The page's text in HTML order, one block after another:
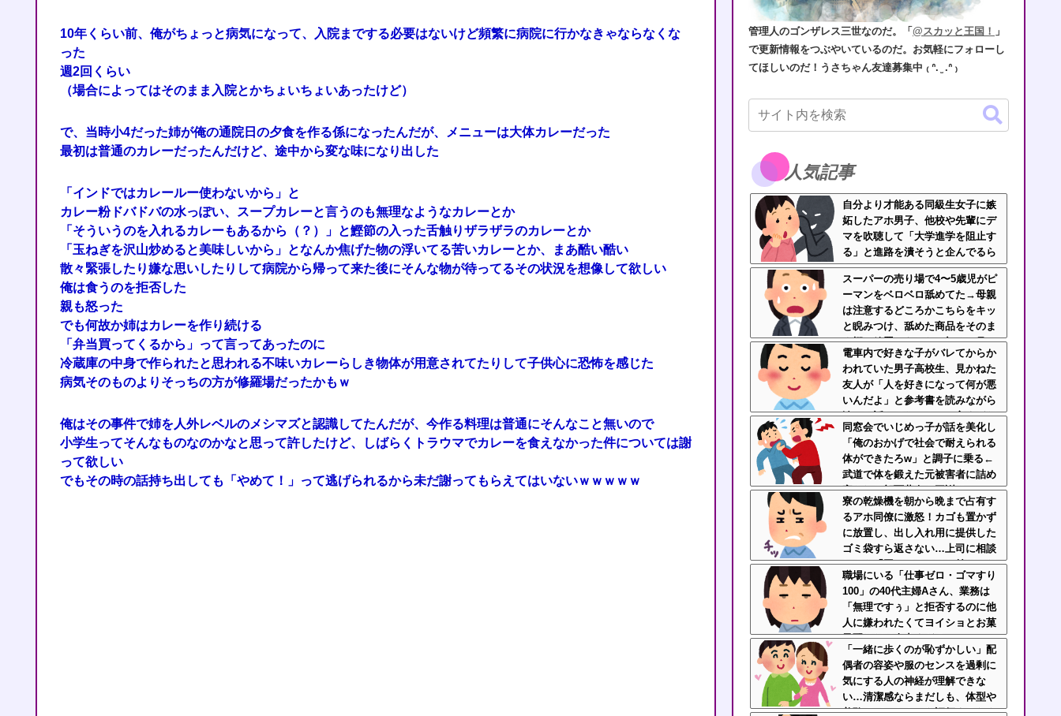
10年くらい前、俺がちょっと病気になって、入院までする必要はないけど頻繁に病院に行かなきゃならなくな
った
週2回くらい
（場合によってはそのまま入院とかちょいちょいあったけど）
で、当時小4だった姉が俺の通院日の夕食を作る係になったんだが、メニューは大体カレーだった
最初は普通のカレーだったんだけど、途中から変な味になり出した
「インドではカレールー使わないから」と
カレー粉ドバドバの水っぽい、スープカレーと言うのも無理なようなカレーとか
「そういうのを入れるカレーもあるから（？）」と鰹節の入った舌触りザラザラのカレーとか
「玉ねぎを沢山炒めると美味しいから」となんか焦げた物の浮いてる苦いカレーとか、まあ酷い酷い
散々緊張したり嫌な思いしたりして病院から帰って来た後にそんな物が待ってるその状況を想像して欲しい
俺は食うのを拒否した
親も怒った
でも何故か姉はカレーを作り続ける
「弁当買ってくるから」って言ってあったのに
冷蔵庫の中身で作られたと思われる不味いカレーらしき物体が用意されてたりして子供心に恐怖を感じた
病気そのものよりそっちの方が修羅場だったかもｗ
俺はその事件で姉を人外レベルのメシマズと認識してたんだが、今作る料理は普通にそんなこと無いので
小学生ってそんなものなのかなと思って許したけど、しばらくトラウマでカレーを食えなかった件については謝
って欲しい
でもその時の話持ち出しても「やめて！」って逃げられるから未だ謝ってもらえてはいないｗｗｗｗｗ
管理人のゴンザレス三世なのだ。「@スカッと王国！ 」
で更新情報をつぶやいているのだ。お気軽にフォローし
てほしいのだ！うさちゃん友達募集中 ₍ ᐢ. ̫ .ᐢ ₎
人気記事
自分より才能ある同級生女子に嫉
妬したアホ男子、他校や先輩にデ
マを吹聴して「大学進学を阻止す
る」と進路を潰そうと企んでるら
しい
スーパーの売り場で4〜5歳児がピ
ーマンをベロベロ舐めてた→母親
は注意するどころかこちらをキッ
と睨みつけ、舐めた商品をそのま
ま棚へ放置…あんなの初めて見
た・・・
電車内で好きな子がバレてからか
われていた男子高校生、見かねた
友人が「人を好きになって何が悪
いんだよ」と参考書を読みながら
淡々と話してた←カッコ良すぎだ
ろ
同窓会でいじめっ子が話を美化し
「俺のおかげで社会で耐えられる
体ができたろw」と調子に乗る←
武道で体を鍛えた元被害者に詰め
寄られて顔面蒼白で平謝りｗｗｗ
寮の乾燥機を朝から晩まで占有す
るアホ同僚に激怒！カゴも置かず
に放置し、出し入れ用に提供した
ゴミ袋すら返さない…上司に相談
しても「困ってるのはお前だけだ
から我慢しろ」←はぁ？！
職場にいる「仕事ゼロ・ゴマすり
100」の40代主婦Aさん、業務は
「無理ですぅ」と拒否するのに他
人に嫌われたくてヨイショとお菓
子配りだけ全力すぎる
「一緒に歩くのが恥ずかしい」配
偶者の容姿や服のセンスを過剰に
気にする人の神経が理解できな
い…清潔感ならまだしも、体型や
美醜でパートナーを評価するなよ